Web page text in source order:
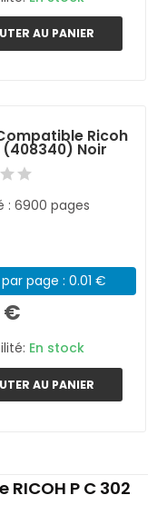
AU PANIER
Ricoh
(408340) Noir
: 6900 pages
par page : 0.01 €
€
En stock
AU PANIER
P C 302